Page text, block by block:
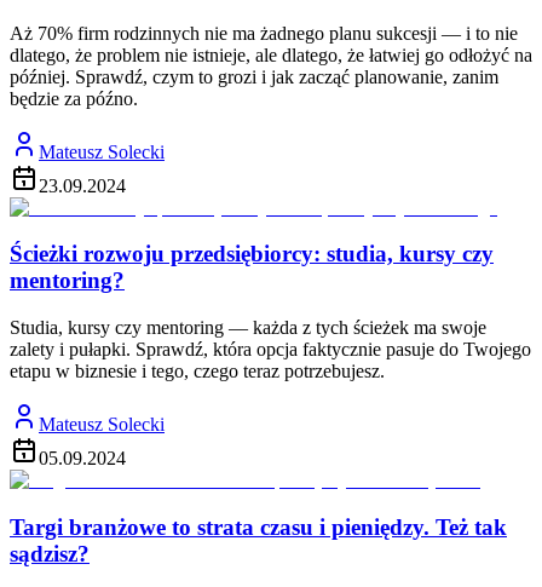
Aż 70% firm rodzinnych nie ma żadnego planu sukcesji — i to nie
dlatego, że problem nie istnieje, ale dlatego, że łatwiej go odłożyć na
później. Sprawdź, czym to grozi i jak zacząć planowanie, zanim
będzie za późno.
Mateusz Solecki
23.09.2024
Ścieżki rozwoju przedsiębiorcy: studia, kursy czy
mentoring?
Studia, kursy czy mentoring — każda z tych ścieżek ma swoje
zalety i pułapki. Sprawdź, która opcja faktycznie pasuje do Twojego
etapu w biznesie i tego, czego teraz potrzebujesz.
Mateusz Solecki
05.09.2024
Targi branżowe to strata czasu i pieniędzy. Też tak
sądzisz?